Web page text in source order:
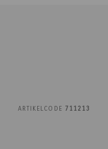
ARTIKELCODE 711213